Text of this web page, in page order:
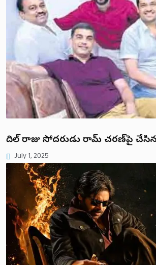
దిల్ రాజు సోదరుడు రామ్ చరణ్‌పై
July 1, 2025